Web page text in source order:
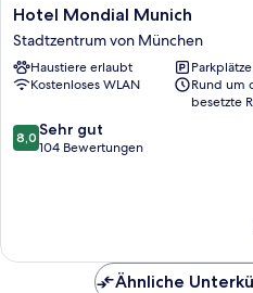
Hotel
Mondial
Munich
Stadtzentrum
von
Hotel Mondial Munich
Stadtzentrum von München
Haustiere erlaubt
Kostenloses WLAN
Rund um
besetzte
8.0
von
8,0 Sehr gut
104 Bewertungen
Ähnliche